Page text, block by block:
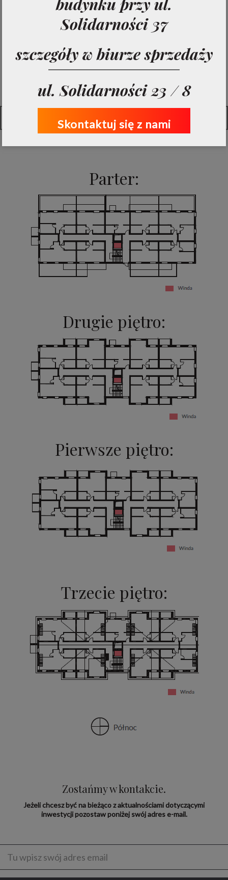
Trzecie piętro
Zobacz pełną listę lokali:
Pełna tabela mieszkań
Parter:
Drugie piętro:
Pierwsze piętro:
Trzecie piętro:
Zostańmy w kontakcie.
Jeżeli chcesz być na bieżąco z aktualnościami dotyczącymi
inwestycji pozostaw poniżej swój adres e-mail.
Solidarności 37
szczegóły w biurze sprzedaży
ul. Solidarności 23 / 8
Skontaktuj się z nami